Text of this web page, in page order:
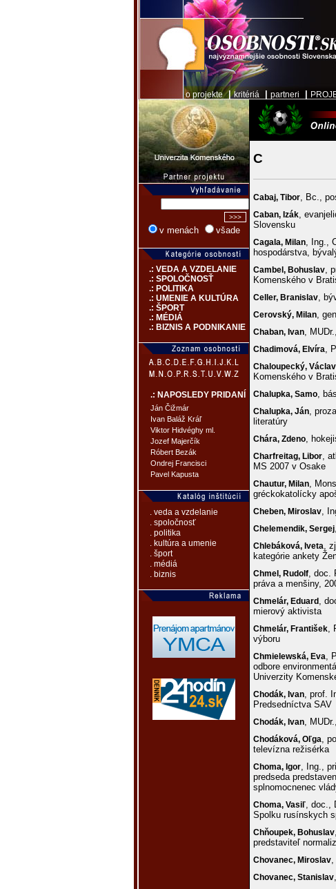
o projekte|kritériá partneri
v menách všade
.: VEDA A VZDELANIE
.: SPOLOČNOSŤ
.: POLITIKA
.: UMENIE A KULTÚRA
.: ŠPORT
.: MÉDIÁ
.: BIZNIS A PODNIKANIE
.: NAPOSLEDY PRIDANÍ
Ján Čižmár
Ivan Baláž Kráľ
Viktor Hidvéghy ml.
Jozef Majerčík
Róbert Bezák
Ondrej Francisci
Pavel Kapusta
. veda a vzdelanie
. spoločnosť
. politika
. kultúra a umenie
. šport
. médiá
. biznis
C
Cabaj, Tibor, Bc.,
Caban, Izák,
Slovensku
Cagala, Milan, Ing.,
hospodárstva,
Cambel, Bohuslav,
Komenského v
Celler, Branislav,
Cerovský, Milan,
Chaban, Ivan,
Chadimová, Elvíra,
Chaloupecký, Václav
Komenského v
Chalupka, Samo,
Chalupka, Ján,
literatúry
Chára, Zdeno,
Charfreitag, Libor,
MS 2007 v Osake
Chautur, Milan,
gréckokatolícky
Cheben, Miroslav,
Chelemendik, Sergej
Chlebáková, Iveta,
kategórie ankety
Chmel, Rudolf, doc.
práva a menšiny,
Chmelár, Eduard ,
mierový aktivista
Chmelár, František,
výboru
Chmielewská, Eva,
odbore
Univerzity
Chodák, Ivan, prof.
Predsedníctva SAV
Chodák, Ivan,
Chodáková, Oľga,
televízna režisérka
Choma, Igor, Ing.,
predseda
splnomocnenec
Choma, Vasiľ, doc.,
Spolku rusínskych
Chňoupek, Bohuslav
predstaviteľ
Chovanec, Miroslav,
Chovanec, Stanislav